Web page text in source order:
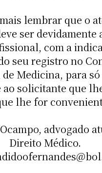
lembrar que o
ser devidamente
com a
seu registro no
Medicina, para
ao solicitante que
lhe for
advogado
Direito Médico.